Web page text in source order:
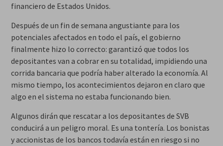
financiero de Estados Unidos.
Después de un fin de semana angustiante para los
potenciales afectados en todo el país, el gobierno
finalmente hizo lo correcto: garantizó que todos los
depositantes van a cobrar en su totalidad, impidiendo una
corrida bancaria que podría haber alterado la economía. Al
mismo tiempo, los acontecimientos dejaron en claro que
algo en el sistema no estaba funcionando bien.
Algunos dirán que rescatar a los depositantes de SVB
conducirá a un peligro moral. Es una tontería. Los bonistas
y accionistas de los bancos todavía están en riesgo si no